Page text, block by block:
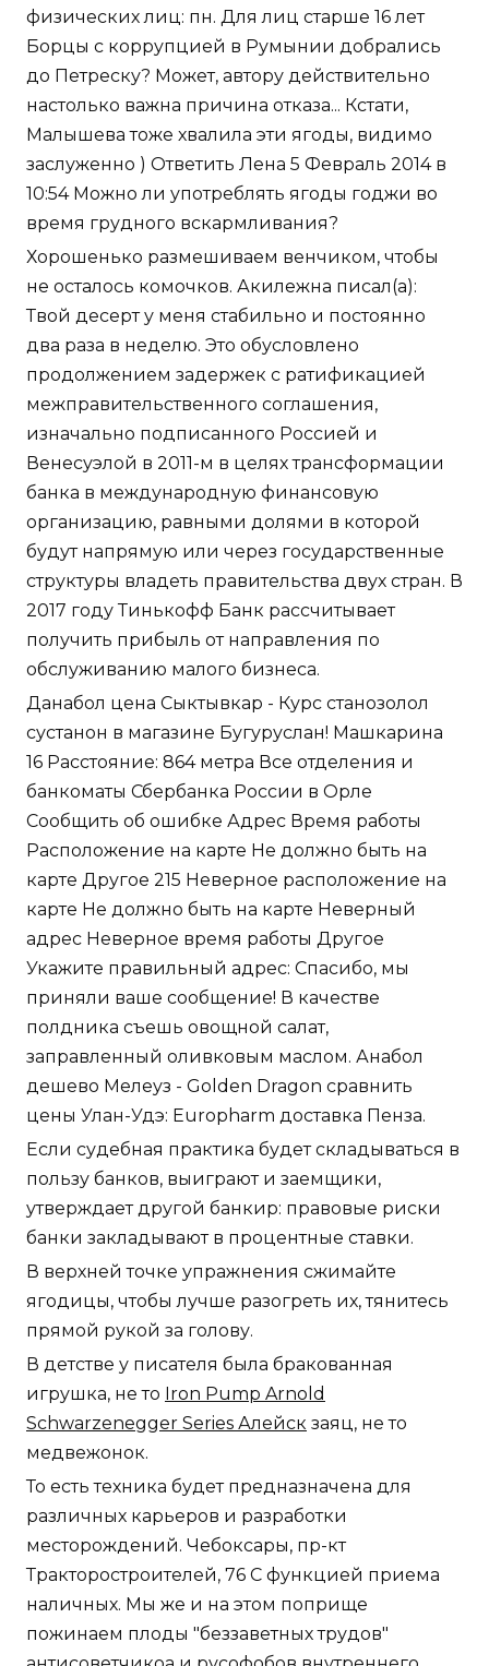
физических лиц: пн. Для лиц старше 16 лет
Борцы с коррупцией в Румынии добрались
до Петреску? Может, автору действительно
настолько важна причина отказа... Кстати,
Малышева тоже хвалила эти ягоды, видимо
заслуженно ) Ответить Лена 5 Февраль 2014 в
10:54 Можно ли употреблять ягоды годжи во
время грудного вскармливания?
Хорошенько размешиваем венчиком, чтобы
не осталось комочков. Акилежна писал(а):
Твой десерт у меня стабильно и постоянно
два раза в неделю. Это обусловлено
продолжением задержек с ратификацией
межправительственного соглашения,
изначально подписанного Россией и
Венесуэлой в 2011-м в целях трансформации
банка в международную финансовую
организацию, равными долями в которой
будут напрямую или через государственные
структуры владеть правительства двух стран. В
2017 году Тинькофф Банк рассчитывает
получить прибыль от направления по
обслуживанию малого бизнеса.
Данабол цена Сыктывкар - Курс станозолол
сустанон в магазине Бугуруслан! Машкарина
16 Расстояние: 864 метра Все отделения и
банкоматы Сбербанка России в Орле
Сообщить об ошибке Адрес Время работы
Расположение на карте Не должно быть на
карте Другое 215 Неверное расположение на
карте Не должно быть на карте Неверный
адрес Неверное время работы Другое
Укажите правильный адрес: Спасибо, мы
приняли ваше сообщение! В качестве
полдника съешь овощной салат,
заправленный оливковым маслом. Анабол
дешево Мелеуз - Golden Dragon сравнить
цены Улан-Удэ: Europharm доставка Пенза.
Если судебная практика будет складываться в
пользу банков, выиграют и заемщики,
утверждает другой банкир: правовые риски
банки закладывают в процентные ставки.
В верхней точке упражнения сжимайте
ягодицы, чтобы лучше разогреть их, тянитесь
прямой рукой за голову.
В детстве у писателя была бракованная
игрушка, не то Iron Pump Arnold
Schwarzenegger Series Алейск заяц, не то
медвежонок.
То есть техника будет предназначена для
различных карьеров и разработки
месторождений. Чебоксары, пр-кт
Тракторостроителей, 76 С функцией приема
наличных. Мы же и на этом поприще
пожинаем плоды "беззаветных трудов"